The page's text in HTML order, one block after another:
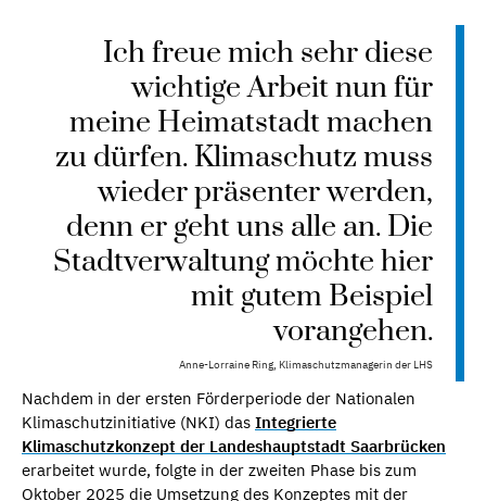
Ich freue mich sehr diese
wichtige Arbeit nun für
meine Heimatstadt machen
zu dürfen. Klimaschutz muss
wieder präsenter werden,
denn er geht uns alle an. Die
Stadtverwaltung möchte hier
mit gutem Beispiel
vorangehen.
Anne-Lorraine Ring, Klimaschutzmanagerin der LHS
Nachdem in der ersten Förderperiode der Nationalen
Klimaschutzinitiative (NKI) das Integrierte
Klimaschutzkonzept der Landeshauptstadt Saarbrücken
erarbeitet wurde, folgte in der zweiten Phase bis zum
Oktober 2025 die Umsetzung des Konzeptes mit der